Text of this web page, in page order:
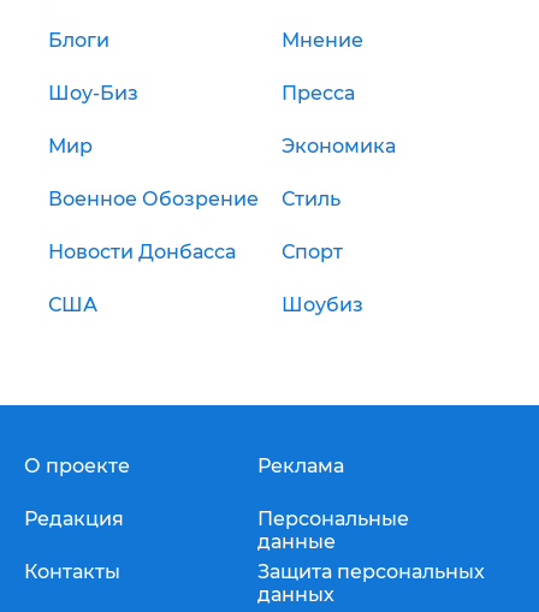
Блоги Мнение
Шоу-Биз Пресса
Мир Экономика
Военное Обозрение Стиль
Новости Донбасса Спорт
США Шоубиз
О проекте
Редакция
Контакты
Реклама
Персональные
данные
Защита персональных
данных